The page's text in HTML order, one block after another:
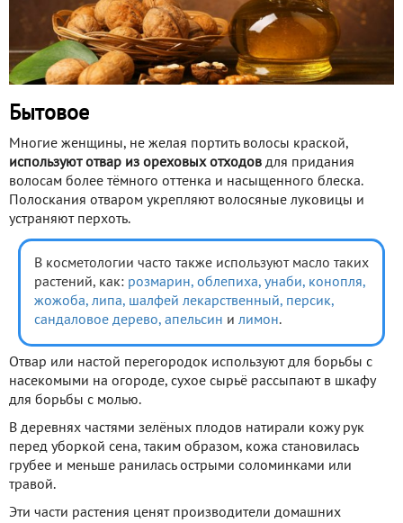
Бытовое
Многие женщины, не желая портить волосы краской,
используют отвар из ореховых отходов для придания
волосам более тёмного оттенка и насыщенного блеска.
Полоскания отваром укрепляют волосяные луковицы и
устраняют перхоть.
В косметологии часто также используют масло таких
растений, как: розмарин, облепиха, унаби, конопля,
жожоба, липа, шалфей лекарственный, персик,
сандаловое дерево, апельсин и лимон.
Отвар или настой перегородок используют для борьбы с
насекомыми на огороде, сухое сырьё рассыпают в шкафу
для борьбы с молью.
В деревнях частями зелёных плодов натирали кожу рук
перед уборкой сена, таким образом, кожа становилась
грубее и меньше ранилась острыми соломинками или
травой.
Эти части растения ценят производители домашних